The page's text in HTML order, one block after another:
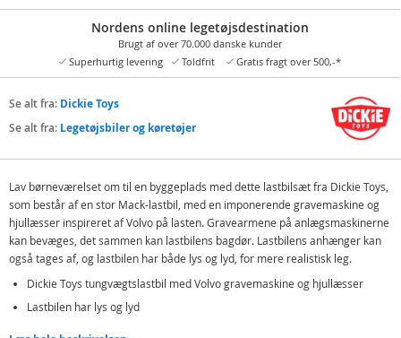
Nordens online legetøjsdestination
Brugt af over 70.000 danske kunder
Superhurtig levering
Toldfrit Gratis fragt over 500,-*
Se alt fra: Dickie Toys
Se alt fra: Legetøjsbiler og køretøjer
Lav børneværelset om til en byggeplads med dette lastbilsæt fra Dickie Toys,
som består af en stor Mack-lastbil, med en imponerende gravemaskine og
hjullæsser inspireret af Volvo på lasten. Gravearmene på anlægsmaskinerne
kan bevæges, det sammen kan lastbilens bagdør. Lastbilens anhænger kan
også tages af, og lastbilen har både lys og lyd, for mere realistisk leg.
Dickie Toys tungvægtslastbil med Volvo gravemaskine og hjullæsser
Lastbilen har lys og lyd